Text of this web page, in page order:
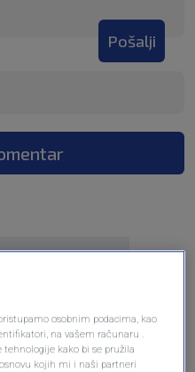
Pošalji
osobnim podacima, kao
na vašem računaru .
kako bi se pružila
kojih mi i naši partneri